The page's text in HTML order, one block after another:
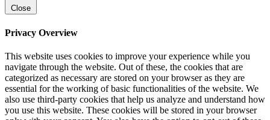
Close
Privacy Overview
This website uses cookies to improve your experience while you
navigate through the website. Out of these, the cookies that are
categorized as necessary are stored on your browser as they are
essential for the working of basic functionalities of the website. We
also use third-party cookies that help us analyze and understand how
you use this website. These cookies will be stored in your browser